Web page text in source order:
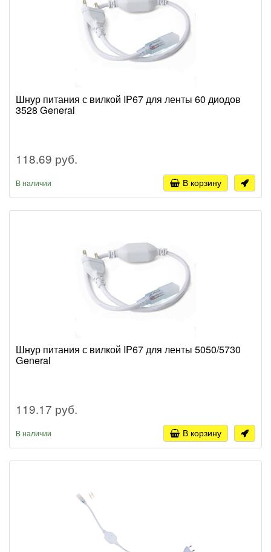
Шнур питания с вилкой IP67 для ленты 60 диодов
3528 General
118.69 руб.
В наличии В корзину
Шнур питания с вилкой IP67 для ленты 5050/5730
General
119.17 руб.
В наличии В корзину